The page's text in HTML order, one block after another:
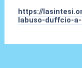
https://
labuso-duffcio-